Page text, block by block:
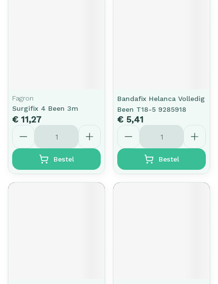
Fagron
Surgifix 4 Been 3m
€ 11,27
Aantal
Bestel
Bandafix Helanca Volledig
Been T18-5 9285918
€ 5,41
Aantal
Bestel